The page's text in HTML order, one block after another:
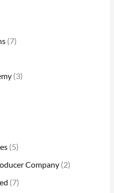
(7)
(3)
(5)
Company(2)
(7)